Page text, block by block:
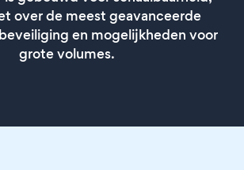
over de meest geavanceerde
en mogelijkheden voor
grote volumes.